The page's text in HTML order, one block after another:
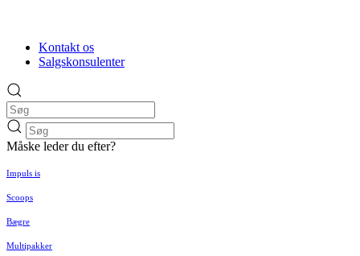
Kontakt os
Salgskonsulenter
Måske leder du efter?
Impuls is
Scoops
Bægre
Multipakker